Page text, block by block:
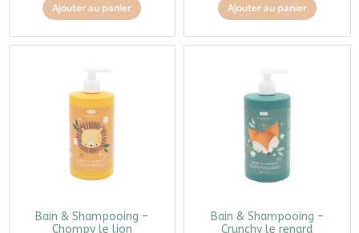
Ajouter au panier Ajouter au panier
Bain & Shampooing –
Chompy le lion
Bain & Shampooing –
Crunchy le renard